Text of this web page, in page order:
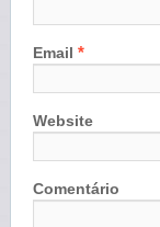
Email *
Website
Comentário